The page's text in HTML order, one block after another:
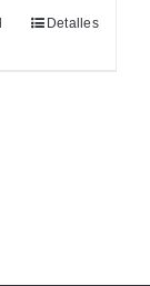
Detalles